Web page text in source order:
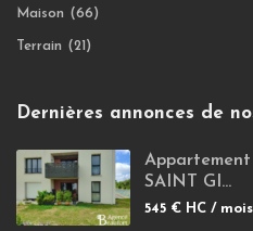
Maison (66)
Terrain (21)
Dernières annonces de
SAINT GI...
545 € HC / mois